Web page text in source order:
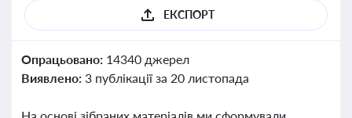
ЕКСПОРТ
Опрацьовано: 14340 джерел
Виявлено: 3 публікації за 20 листопада